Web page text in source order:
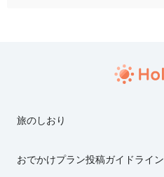
旅のしおり
おでかけプラン投稿ガイドライン